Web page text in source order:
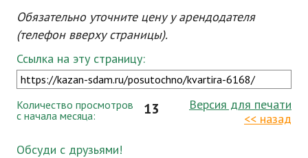
Обязательно уточните цену у арендодателя
(телефон вверху страницы).
Ссылка на эту страницу:
Количество просмотров
с начала месяца:
13
Версия для печати
<< назад
Обсуди с друзьями!